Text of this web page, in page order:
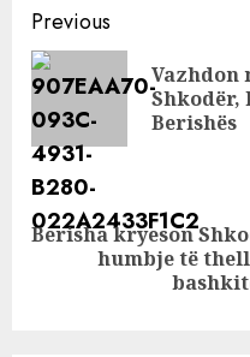
Continue
Reading
Previous
Vazhdon
Berishës
Next
Berisha kryeson
humbje të